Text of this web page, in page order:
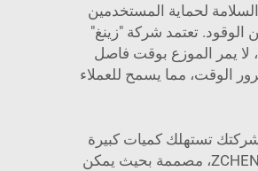
لحماية المستخدمين
الوقود. تعتمد شركة "زينغ"
لا يمر الموزع بوقت فاصل
الوقت، مما يسمح للعملاء
تستهلك كميات كبيرة
من وقود الديزل، فقد تكون أجهزة التوزيع المتنقلة بالجملة خيارًا عمليًا لإدارة الوقود بطريقة فعالة من حيث التكلفة. هذه الأجهزة، مثل أجهزة ZCHENG، مصممة بحيث يمكن